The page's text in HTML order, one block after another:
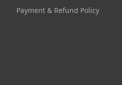
Payment & Refund Policy